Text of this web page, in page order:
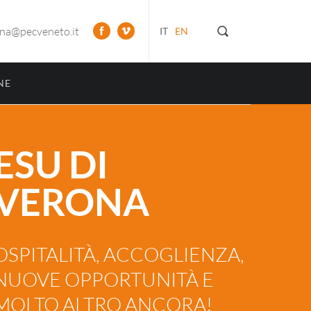
IT EN
DI
ACCOGLIENZA,
OPPORTUNITÀ E
ALTRO ANCORA!